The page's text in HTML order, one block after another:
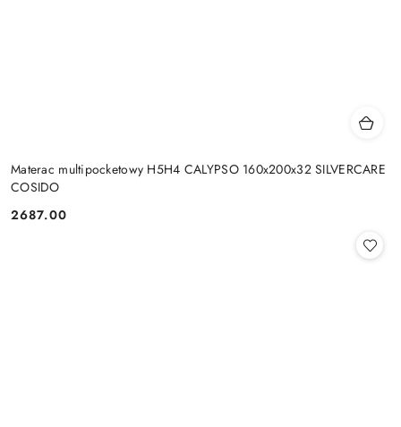
Materac multipocketowy H5H4 CALYPSO 160x200x32 SILVERCARE
COSIDO
Cena:
2687.00